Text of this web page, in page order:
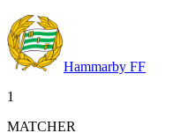
Hammarby FF
1
MATCHER